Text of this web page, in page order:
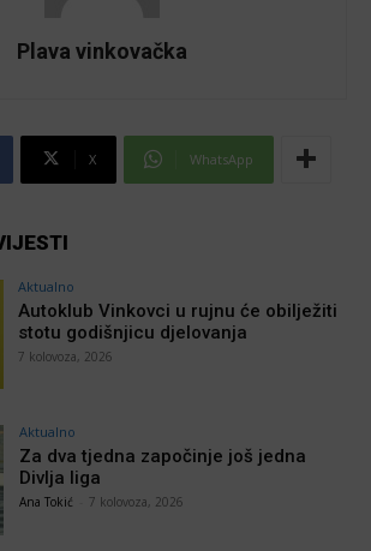
Plava vinkovačka
X WhatsApp
Aktualno
Autoklub Vinkovci u rujnu će obilježiti
stotu godišnjicu djelovanja
7 kolovoza, 2026
Aktualno
Za dva tjedna započinje još jedna
Divlja liga
Ana Tokić 7 kolovoza, 2026